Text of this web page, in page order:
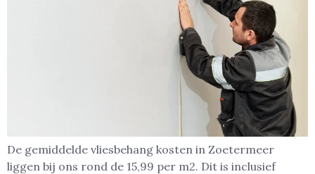
De gemiddelde vliesbehang kosten in Zoetermeer
liggen bij ons rond de 15,99 per m2. Dit is inclusief